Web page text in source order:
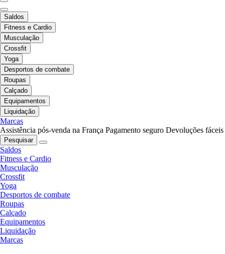
Saldos
Fitness e Cardio
Musculação
Crossfit
Yoga
Desportos de combate
Roupas
Calçado
Equipamentos
Liquidação
Marcas
Assistência pós-venda na França Pagamento seguro Devoluções fáceis
Pesquisar
Saldos
Fitness e Cardio
Musculação
Crossfit
Yoga
Desportos de combate
Roupas
Calçado
Equipamentos
Liquidação
Marcas